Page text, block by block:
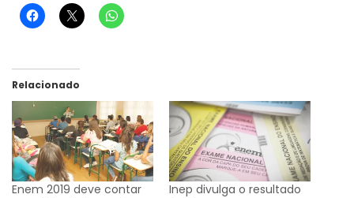
Relacionado
Enem 2019 deve contar
Inep divulga o resultado